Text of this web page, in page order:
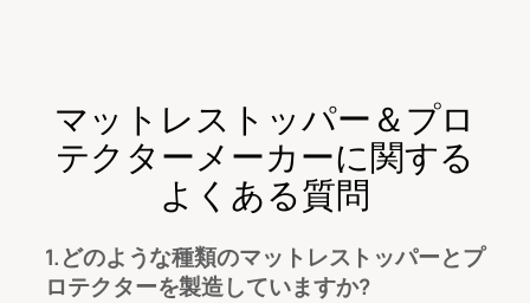
マットレストッパー＆プロ
テクターメーカーに関する
よくある質問
1.どのような種類のマットレストッパーとプ
ロテクターを製造していますか?